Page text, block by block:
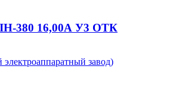
380 16,00А У3 ОТК
завод)